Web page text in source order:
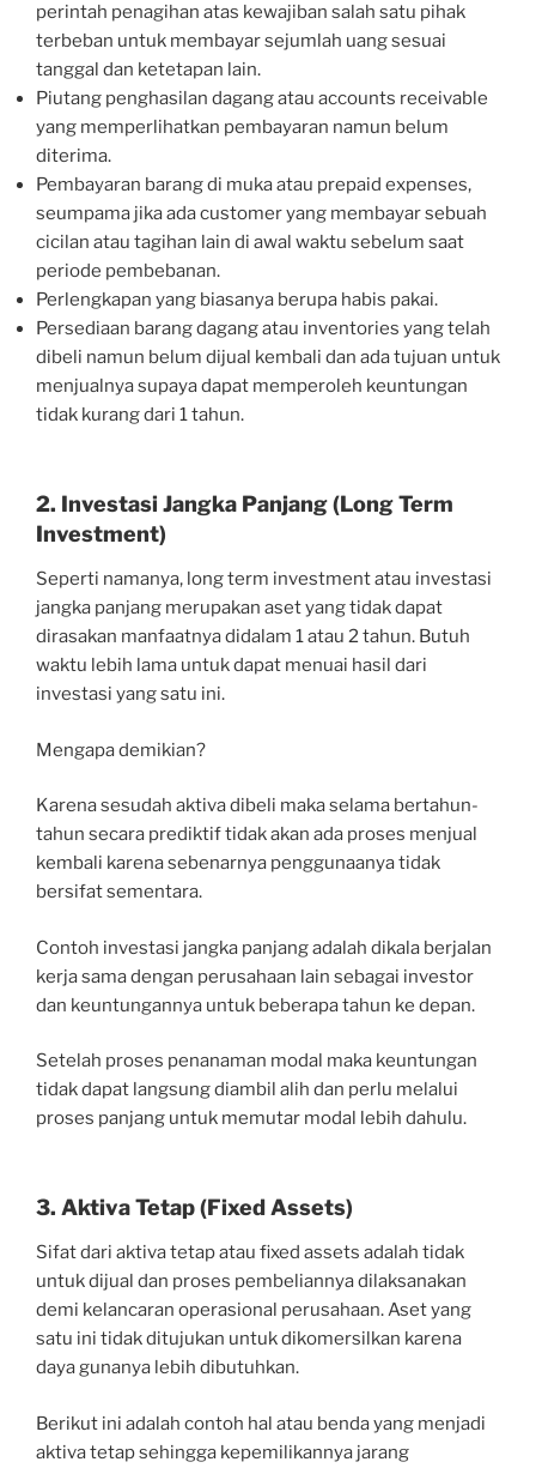
perintah penagihan atas kewajiban salah satu pihak
terbeban untuk membayar sejumlah uang sesuai
tanggal dan ketetapan lain.
Piutang penghasilan dagang atau accounts receivable
yang memperlihatkan pembayaran namun belum
diterima.
Pembayaran barang di muka atau prepaid expenses,
seumpama jika ada customer yang membayar sebuah
cicilan atau tagihan lain di awal waktu sebelum saat
periode pembebanan.
Perlengkapan yang biasanya berupa habis pakai.
Persediaan barang dagang atau inventories yang telah
dibeli namun belum dijual kembali dan ada tujuan untuk
menjualnya supaya dapat memperoleh keuntungan
tidak kurang dari 1 tahun.
2. Investasi Jangka Panjang (Long Term
Investment)
Seperti namanya, long term investment atau investasi
jangka panjang merupakan aset yang tidak dapat
dirasakan manfaatnya didalam 1 atau 2 tahun. Butuh
waktu lebih lama untuk dapat menuai hasil dari
investasi yang satu ini.
Mengapa demikian?
Karena sesudah aktiva dibeli maka selama bertahun-
tahun secara prediktif tidak akan ada proses menjual
kembali karena sebenarnya penggunaanya tidak
bersifat sementara.
Contoh investasi jangka panjang adalah dikala berjalan
kerja sama dengan perusahaan lain sebagai investor
dan keuntungannya untuk beberapa tahun ke depan.
Setelah proses penanaman modal maka keuntungan
tidak dapat langsung diambil alih dan perlu melalui
proses panjang untuk memutar modal lebih dahulu.
3. Aktiva Tetap (Fixed Assets)
Sifat dari aktiva tetap atau fixed assets adalah tidak
untuk dijual dan proses pembeliannya dilaksanakan
demi kelancaran operasional perusahaan. Aset yang
satu ini tidak ditujukan untuk dikomersilkan karena
daya gunanya lebih dibutuhkan.
Berikut ini adalah contoh hal atau benda yang menjadi
aktiva tetap sehingga kepemilikannya jarang